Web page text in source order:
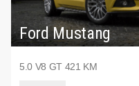
Ford Mustang
5.0 V8 GT 421 KM